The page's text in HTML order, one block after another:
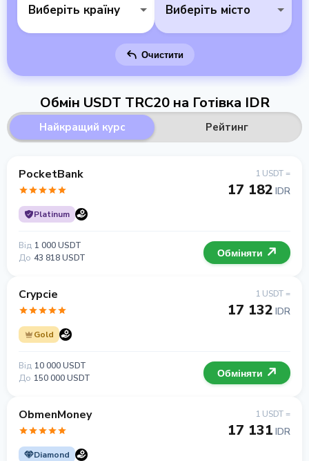
Виберіть країну Виберіть місто
Очистити
Обмін USDT TRC20 на Готівка IDR
Найкращий курс Рейтинг
PocketBank
Platinum
1 USDT =
17 182 IDR
Від 1 000 USDT
До 43 818 USDT Обміняти
Crypcie
Gold
1 USDT =
17 132 IDR
Від 10 000 USDT
До 150 000 USDT Обміняти
ObmenMoney
Diamond
1 USDT =
17 131 IDR